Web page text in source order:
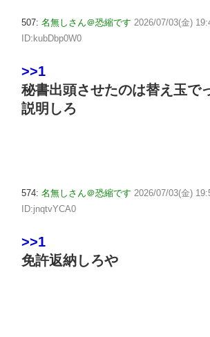
507: 名無しさん＠恐縮です 2026/07/03(金)
ID:kubDbp0W0
>>1
秘書出頭させたのは替え玉で
説明しろ
574: 名無しさん＠恐縮です 2026/07/03(金)
ID:jnqtvYCA0
>>1
免許返納しろや